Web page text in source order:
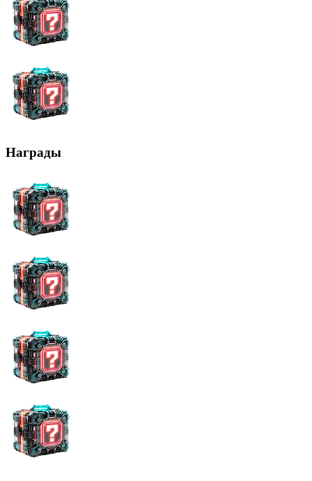
Награды